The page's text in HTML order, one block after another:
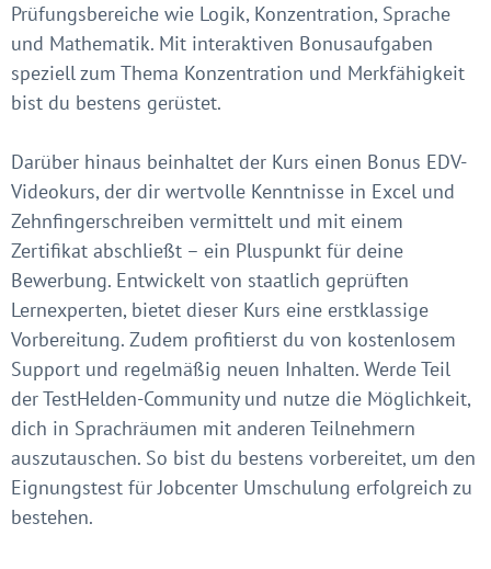
Prüfungsbereiche wie Logik, Konzentration, Sprache
und Mathematik. Mit interaktiven Bonusaufgaben
speziell zum Thema Konzentration und Merkfähigkeit
bist du bestens gerüstet.
Darüber hinaus beinhaltet der Kurs einen Bonus EDV-
Videokurs, der dir wertvolle Kenntnisse in Excel und
Zehnfingerschreiben vermittelt und mit einem
Zertifikat abschließt – ein Pluspunkt für deine
Bewerbung. Entwickelt von staatlich geprüften
Lernexperten, bietet dieser Kurs eine erstklassige
Vorbereitung. Zudem profitierst du von kostenlosem
Support und regelmäßig neuen Inhalten. Werde Teil
der TestHelden-Community und nutze die Möglichkeit,
dich in Sprachräumen mit anderen Teilnehmern
auszutauschen. So bist du bestens vorbereitet, um den
Eignungstest für Jobcenter Umschulung erfolgreich zu
bestehen.